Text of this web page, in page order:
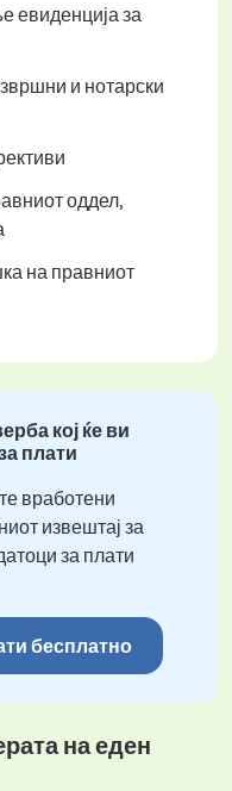
евиденција за
и нотарски
оддел,
на правниот
кој ќе ви
плати
вработени
извештај за
за плати
бесплатно
на еден